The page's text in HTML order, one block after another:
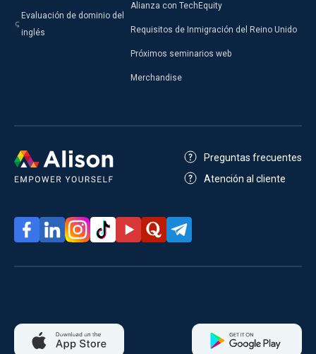
Evaluación de dominio del
inglés
Alianza con TechEquity
Requisitos de Inmigración del Reino Unido
Próximos seminarios web
Merchandise
Preguntas frecuentes
Atención al cliente